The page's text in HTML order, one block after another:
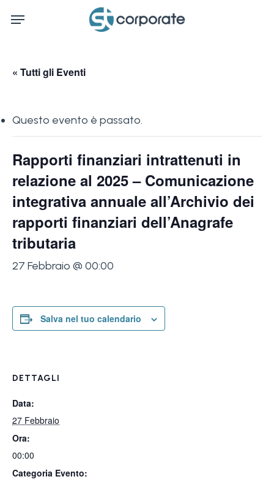
Menu
« Tutti gli Eventi
Questo evento è passato.
Rapporti finanziari intrattenuti in
relazione al 2025 – Comunicazione
integrativa annuale all’Archivio dei
rapporti finanziari dell’Anagrafe
tributaria
27 Febbraio @ 00:00
Salva nel tuo calendario
DETTAGLI
Data:
27 Febbraio
Ora:
00:00
Categoria Evento: